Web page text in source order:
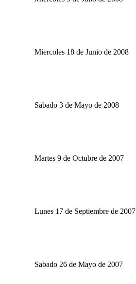
Miercoles 18 de Junio de 2008
Sabado 3 de Mayo de 2008
Martes 9 de Octubre de 2007
Lunes 17 de Septiembre de 2007
Sabado 26 de Mayo de 2007